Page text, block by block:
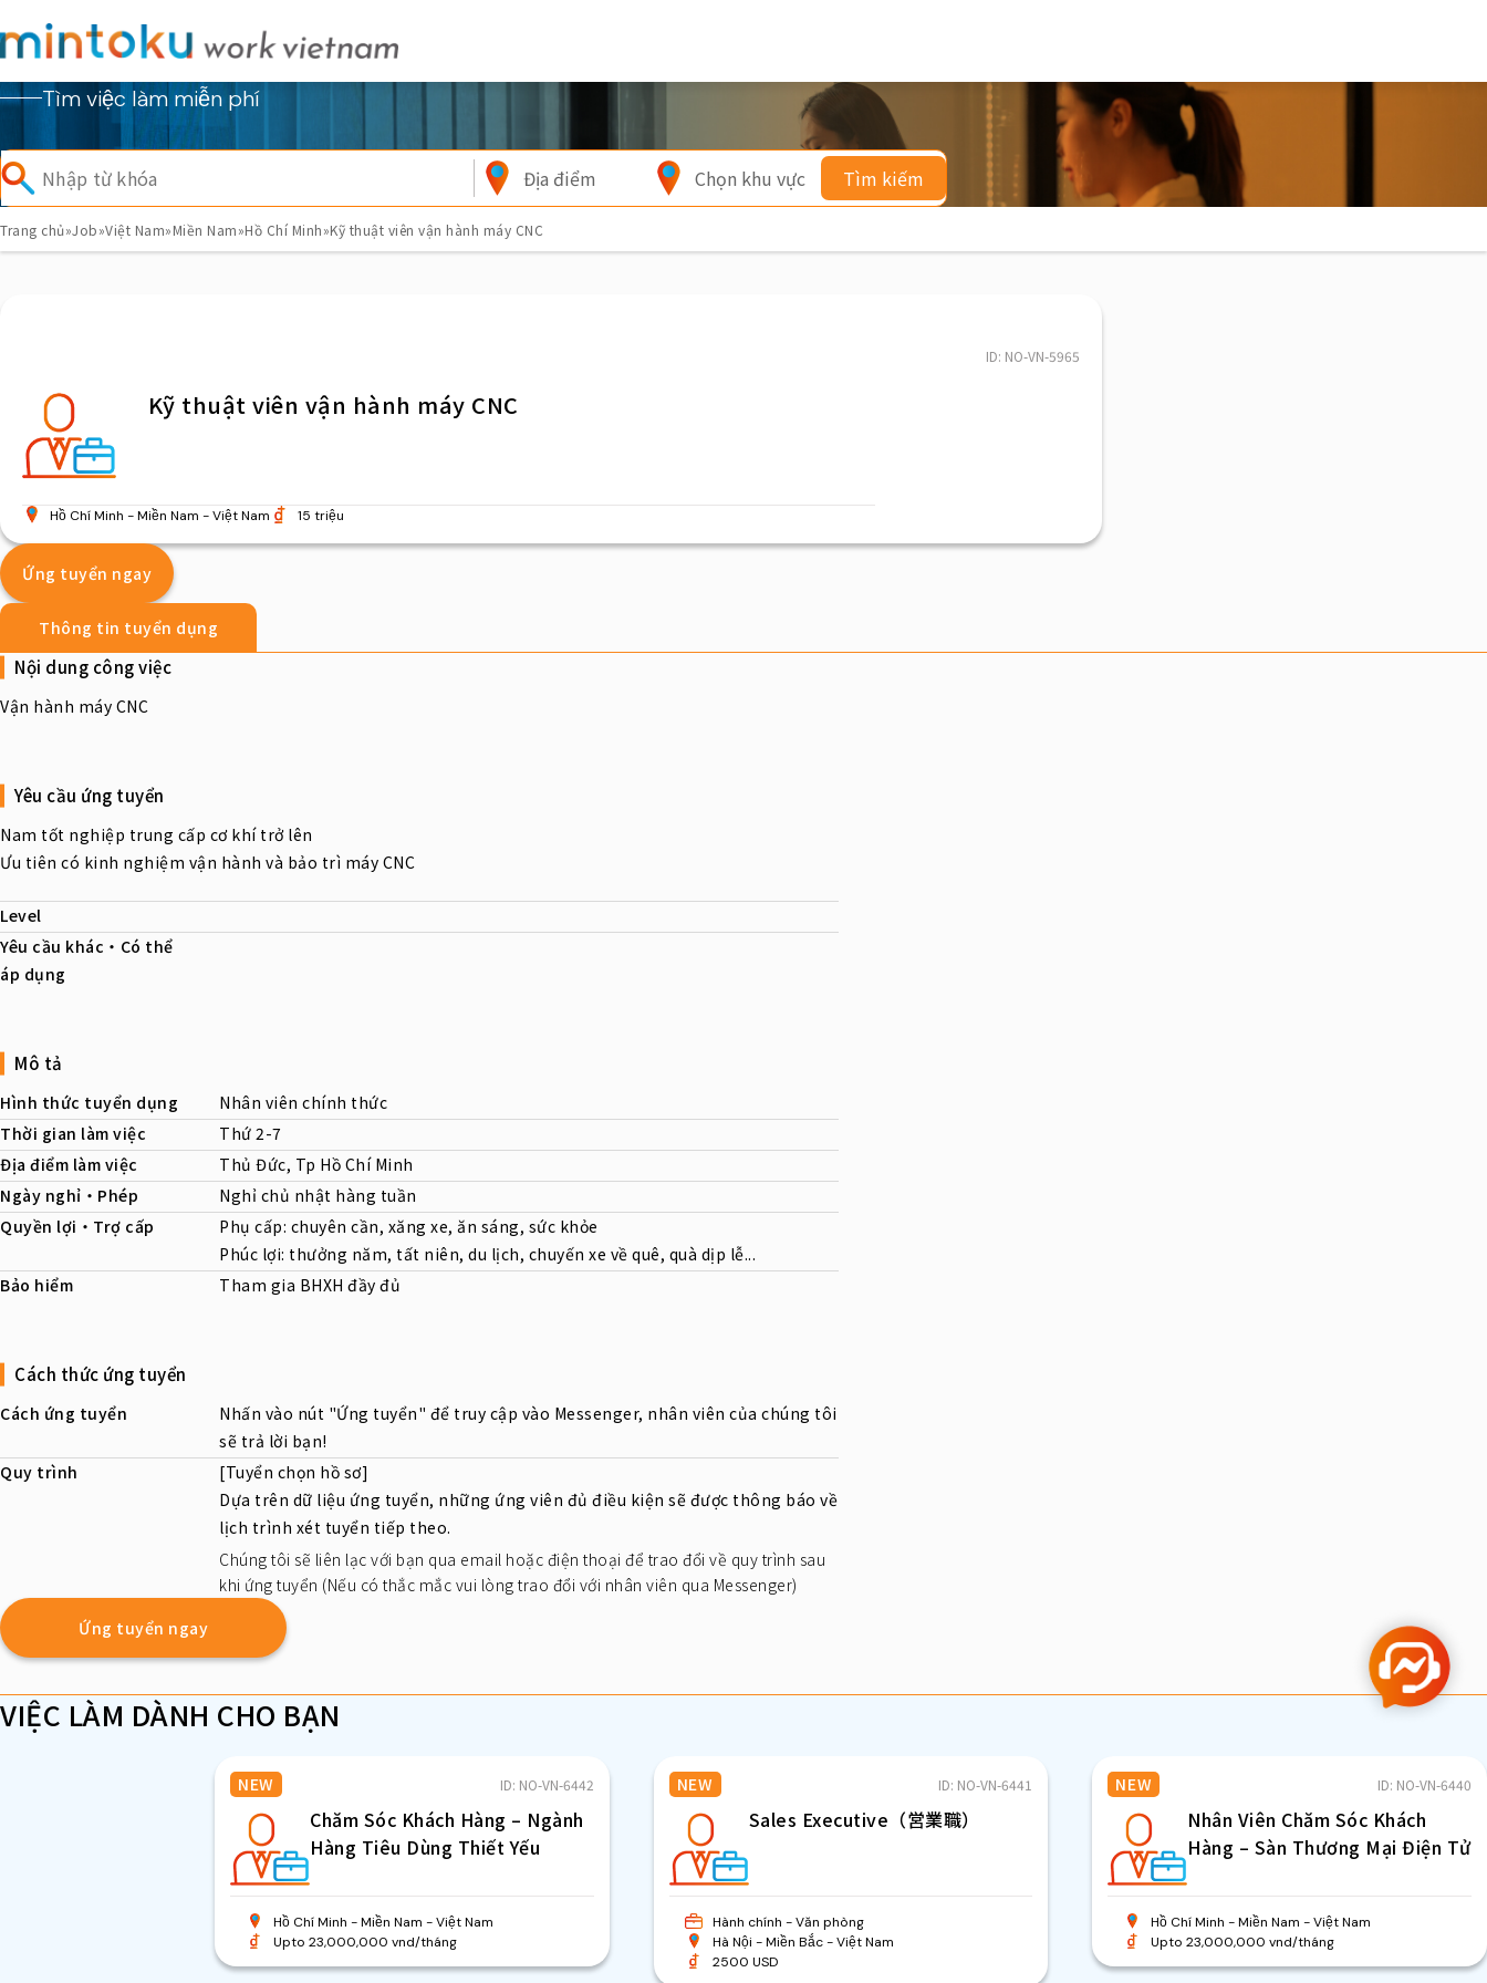
Tìm việc làm miễn phí
Địa điểm Chọn khu vực Tìm kiếm
Trang chủ»Job»Việt Nam»Miền Nam»Hồ Chí Minh»Kỹ thuật viên vận hành máy CNC
ID: NO-VN-5965
Kỹ thuật viên vận hành máy CNC
Hồ Chí Minh Miền Nam Việt Nam 15 triệu
Ứng tuyển ngay
Thông tin tuyển dụng
Nội dung công việc
Vận hành máy CNC
Yêu cầu ứng tuyển
Nam tốt nghiệp trung cấp cơ khí trở lên
Ưu tiên có kinh nghiệm vận hành và bảo trì máy CNC
Level
Yêu cầu khác・Có thể
áp dụng
Mô tả
Hình thức tuyển dụng
Nhân viên chính thức
Thời gian làm việc
Thứ 2-7
Địa điểm làm việc
Thủ Đức, Tp Hồ Chí Minh
Ngày nghỉ・Phép
Nghỉ chủ nhật hàng tuần
Quyền lợi・Trợ cấp
Phụ cấp: chuyên cần, xăng xe, ăn sáng, sức khỏe
Phúc lợi: thưởng năm, tất niên, du lịch, chuyến xe về quê, quà dịp lễ...
Bảo hiểm
Tham gia BHXH đầy đủ
Cách thức ứng tuyển
Cách ứng tuyển
Nhấn vào nút "Ứng tuyển" để truy cập vào Messenger, nhân viên của chúng tôi
sẽ trả lời bạn!
Quy trình
[Tuyển chọn hồ sơ]
Dựa trên dữ liệu ứng tuyển, những ứng viên đủ điều kiện sẽ được thông báo về
lịch trình xét tuyển tiếp theo.
Chúng tôi sẽ liên lạc với bạn qua email hoặc điện thoại để trao đổi về quy trình sau
khi ứng tuyển (Nếu có thắc mắc vui lòng trao đổi với nhân viên qua Messenger)
Ứng tuyển ngay
VIỆC LÀM DÀNH CHO BẠN
NEW ID: NO-VN-6442
Chăm Sóc Khách Hàng – Ngành
Hàng Tiêu Dùng Thiết Yếu
Hồ Chí Minh Miền Nam
Việt Nam
Upto 23,000,000 vnd/tháng
NEW ID: NO-VN-6441
Sales Executive（営業職）
Hành chính - Văn phòng
Hà Nội
Miền Bắc
Việt Nam
2500 USD
NEW ID: NO-VN-6440
Nhân Viên Chăm Sóc Khách
Hàng – Sàn Thương Mại Điện Tử
Hồ Chí Minh Miền Nam
Việt Nam
Upto 23,000,000 vnd/tháng